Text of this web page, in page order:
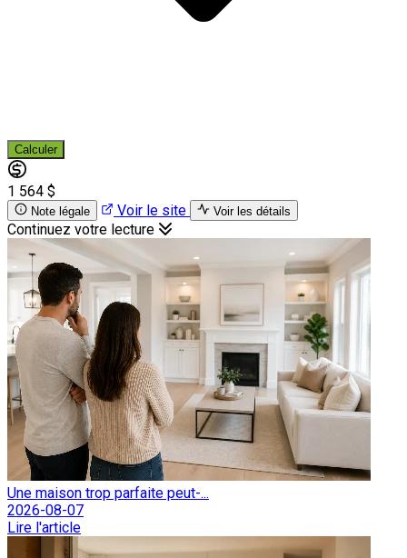
Calculer
1 564 $
Note légale Voir le site Voir les détails
Continuez votre lecture
Une maison trop parfaite peut-...
2026-08-07
Lire l'article